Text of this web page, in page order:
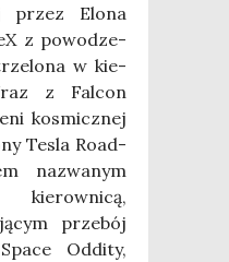
przez Elo­na
z powo­dze­
w kie­
z Fal­con
kosmicz­nej
Tesla Road­
nazwa­nym
prze­bój
Oddi­ty,